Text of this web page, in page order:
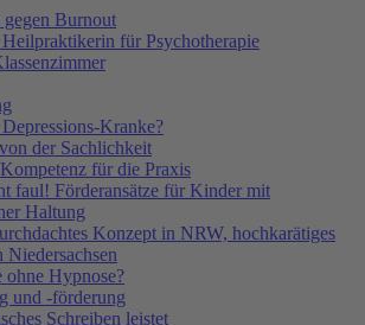
Burnout
für Psychotherapie
Kranke?
der Sachlichkeit
für die Praxis
faul! Förderansätze für Kinder mit
Haltung
Konzept in NRW, hochkarätiges
Niedersachsen
ohne Hypnose?
und -förderung
Schreiben leistet